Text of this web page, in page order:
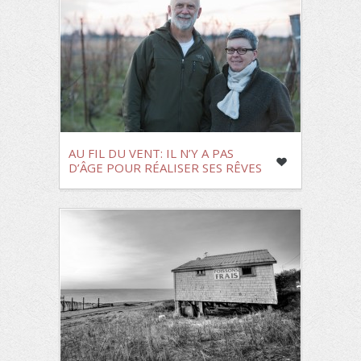
AU FIL DU VENT: IL N’Y A PAS
D’ÂGE POUR RÉALISER SES RÊVES